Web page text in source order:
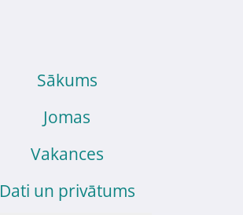
Sākums
Jomas
Vakances
Dati un privātums